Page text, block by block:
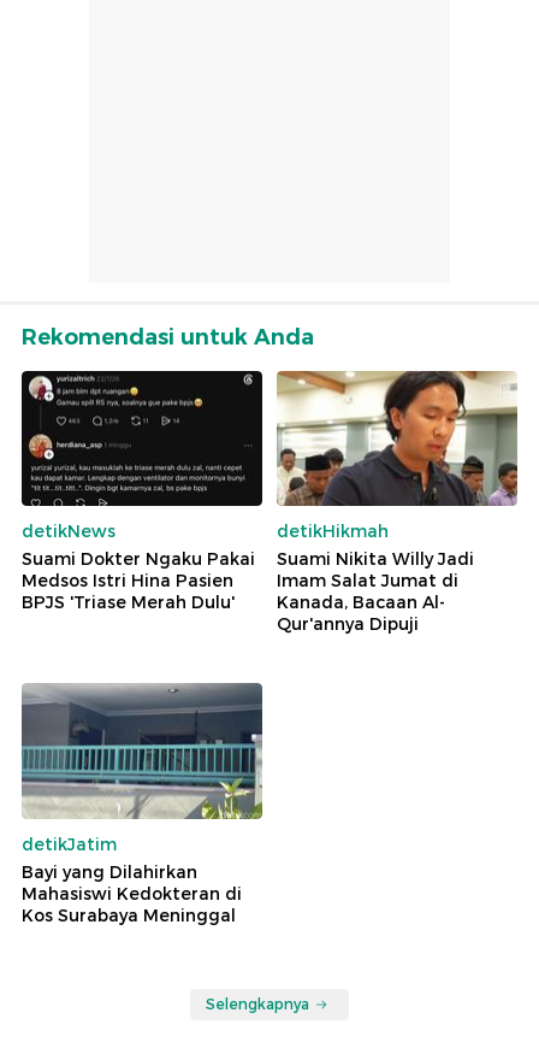
Rekomendasi untuk Anda
detikNews
Suami Dokter Ngaku Pakai
Medsos Istri Hina Pasien
BPJS 'Triase Merah Dulu'
detikHikmah
Suami Nikita Willy Jadi
Imam Salat Jumat di
Kanada, Bacaan Al-
Qur'annya Dipuji
detikJatim
Bayi yang Dilahirkan
Mahasiswi Kedokteran di
Kos Surabaya Meninggal
Selengkapnya